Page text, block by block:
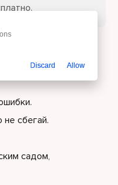
не сбегай.
садом,
Discard Allow